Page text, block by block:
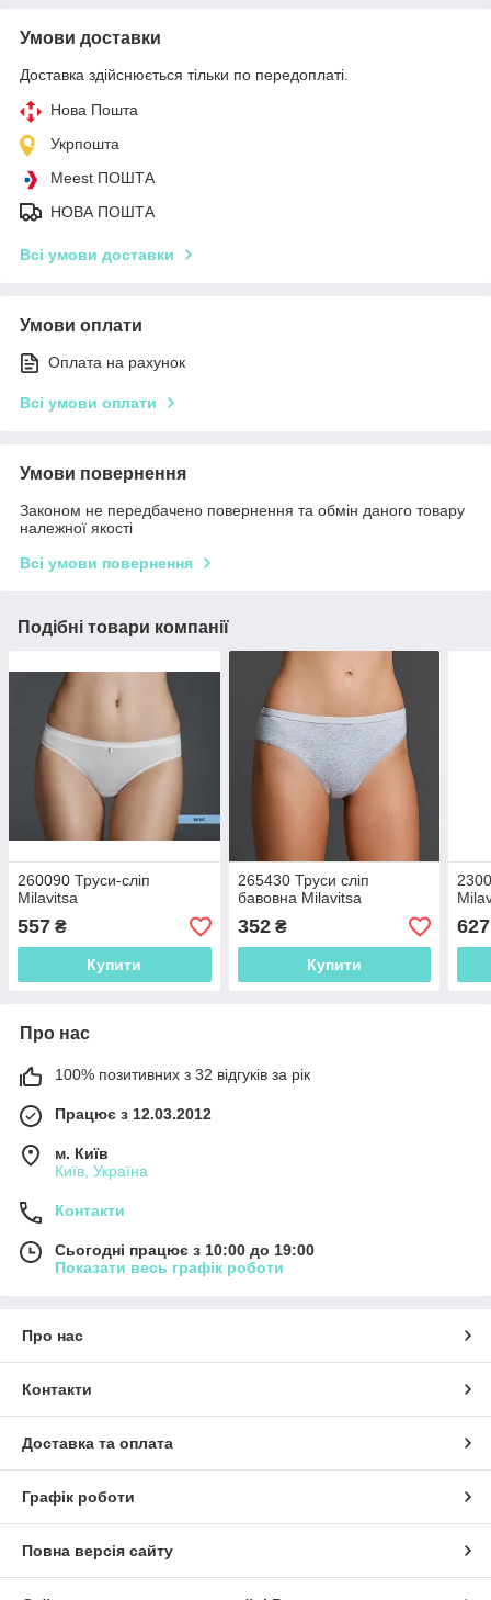
Умови доставки
Доставка здійснюється тільки по передоплаті.
Нова Пошта
Укрпошта
Meest ПОШТА
НОВА ПОШТА
Всі умови доставки
Умови оплати
Оплата на рахунок
Всі умови оплати
Умови повернення
Законом не передбачено повернення та обмін даного товару
належної якості
Всі умови повернення
Подібні товари компанії
260090 Труси-сліп
Milavitsa
557 ₴
Купити
265430 Труси сліп
бавовна Milavitsa
352₴
Купити
627
Про нас
100% позитивних з 32 відгуків за рік
Працює з 12.03.2012
м. Київ
Київ, Україна
Контакти
Сьогодні працює з 10:00 до 19:00
Показати весь графік роботи
Про нас
Контакти
Доставка та оплата
Графік роботи
Повна версія сайту